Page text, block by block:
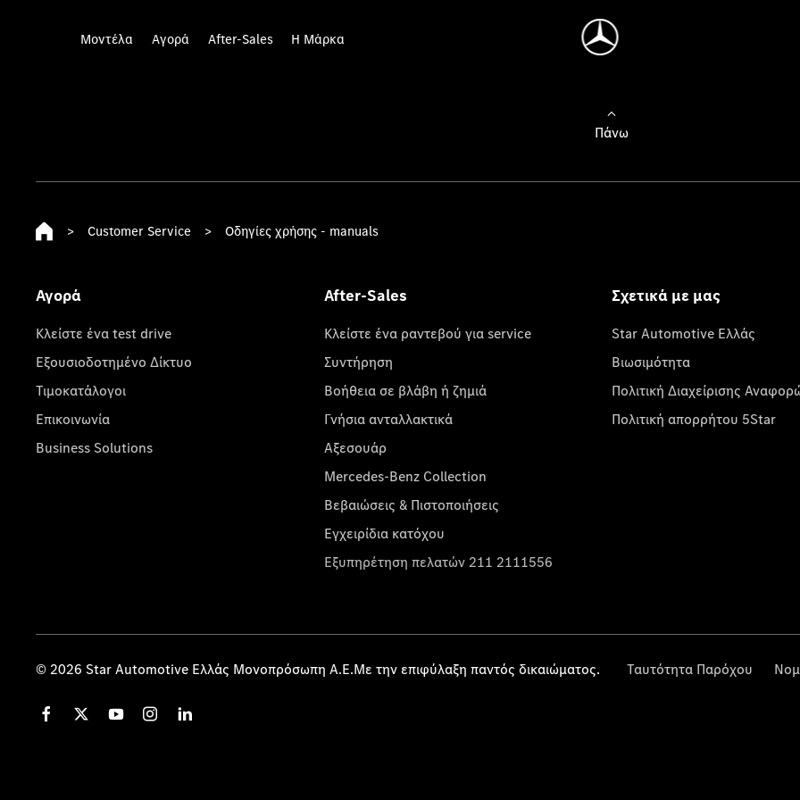
Μοντέλα Αγορά After-Sales Η Μάρκα
Πάνω
> Customer Service > Οδηγίες χρήσης - manuals
Αγορά
Κλείστε ένα test drive
Εξουσιοδοτημένο Δίκτυο
Τιμοκατάλογοι
Επικοινωνία
Business Solutions
After-Sales
Κλείστε ένα ραντεβού για service
Συντήρηση
Βοήθεια σε βλάβη ή ζημιά
Γνήσια ανταλλακτικά
Αξεσουάρ
Mercedes-Benz Collection
Βεβαιώσεις & Πιστοποιήσεις
Εγχειρίδια κατόχου
Εξυπηρέτηση πελατών 211 2111556
Σχετικά με μας
Star Automotive Ελλάς
Βιωσιμότητα
Πολιτική Διαχείρισης
Πολιτική απορρήτου 5Star
© 2026 Star Automotive Ελλάς Μονοπρόσωπη Α.Ε.Με την επιφύλαξη παντός δικαιώματος. Ταυτότητα Παρόχου